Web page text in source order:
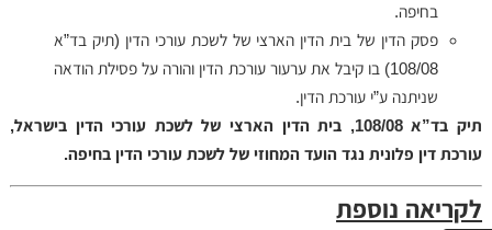
בחיפה.
פסק הדין של בית הדין הארצי של לשכת עורכי הדין (תיק בד”א
108/08) בו קיבל את ערעור עורכת הדין והורה על פסילת הודאה
שניתנה ע”י עורכת הדין.
תיק בד”א 108/08, בית הדין הארצי של לשכת עורכי הדין בישראל,
עורכת דין פלונית נגד הועד המחוזי של לשכת עורכי הדין בחיפה.
לקריאה נוספת